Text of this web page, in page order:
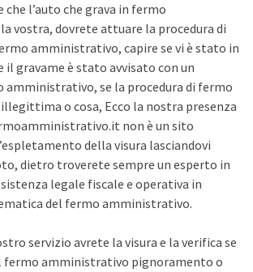
l’auto che grava in fermo
vostra, dovrete attuare la procedura di
amministrativo, capire se vi è stato in
il gravame è stato avvisato con un
amministrativo, se la procedura di fermo
o cosa, Ecco la nostra presenza
non è un sito
della visura lasciandovi
dietro troverete sempre un esperto in
legale fiscale e operativa in
del fermo amministrativo.
servizio avrete la visura e la verifica se
fermo amministrativo pignoramento o